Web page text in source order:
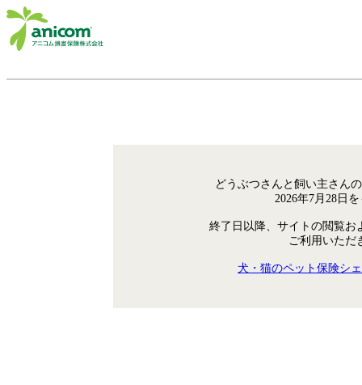
どうぶつさんと飼い主さん
2026年7月28日
終了日以降、サイトの閲覧お
ご利用いただ
犬・猫のペット保険シ